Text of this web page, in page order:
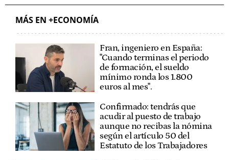
MÁS EN +ECONOMÍA
Fran, ingeniero en España:
"Cuando terminas el periodo
de formación, el sueldo
mínimo ronda los 1.800
euros al mes".
Confirmado: tendrás que
acudir al puesto de trabajo
aunque no recibas la nómina
según el artículo 50 del
Estatuto de los Trabajadores